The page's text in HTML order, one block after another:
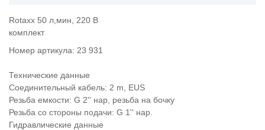
Rotaxx 50 л,мин, 220 В
комплект
Номер артикула: 23 931
Технические данные
Соединительный кабель: 2 m, EUS
Резьба емкости: G 2'' нар, резьба на бочку
Резьба со стороны подачи: G 1'' нар.
Гидравлические данные